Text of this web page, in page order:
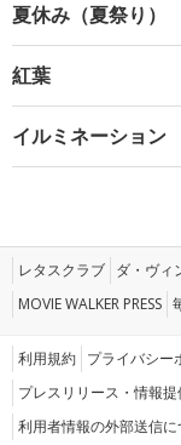
夏休み（夏祭り）
紅葉
イルミネーション
レタスクラブ ダ・ヴィ
MOVIE WALKER PRESS
利用規約 プライバシー
プレスリリース・情報提
利用者情報の外部送信に